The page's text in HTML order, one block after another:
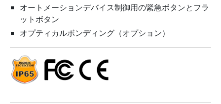
オートメーションデバイス制御用の緊急ボタンとフラ
ットボタン
オプティカルボンディング（オプション）